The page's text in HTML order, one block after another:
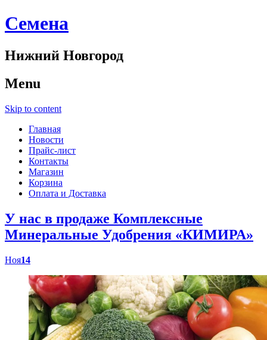
Cемена
Нижний Новгород
Menu
Skip to content
Главная
Новости
Прайс-лист
Контакты
Магазин
Корзина
Оплата и Доставка
У нас в продаже Комплексные
Минеральные Удобрения «КИМИРА»
Ноя14